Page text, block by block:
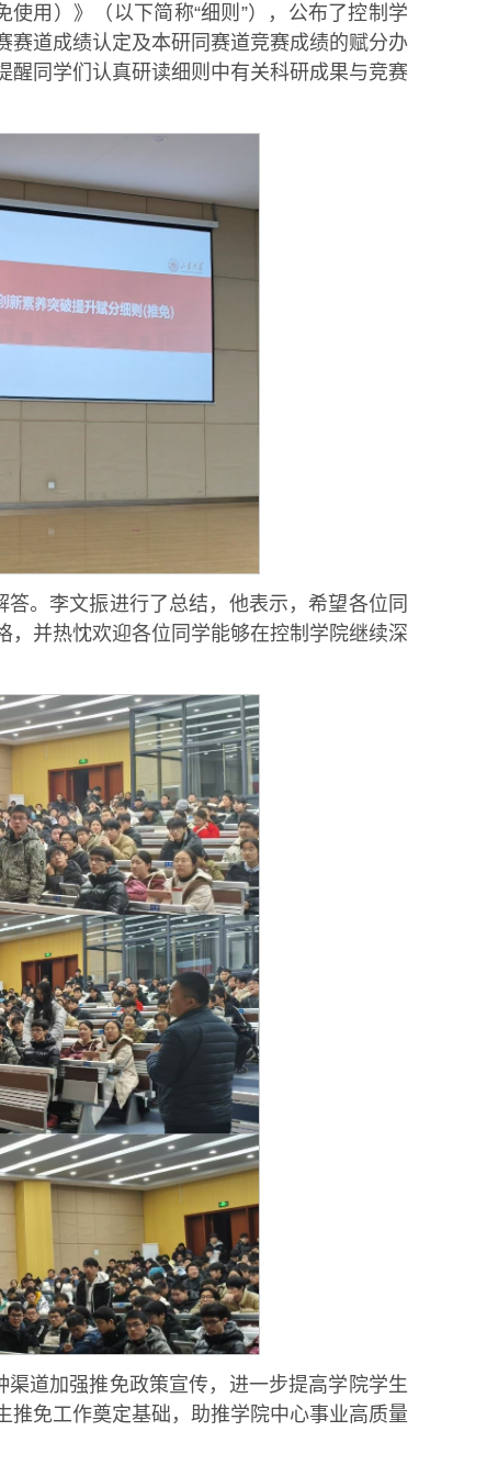
用）》（以下简称“细则”），公布了控制学
赛道成绩认定及本研同赛道竞赛成绩的赋分办
醒同学们认真研读细则中有关科研成果与竞赛
。李文振进行了总结，他表示，希望各位同
并热忱欢迎各位同学能够在控制学院继续深
道加强推免政策宣传，进一步提高学院学生
免工作奠定基础，助推学院中心事业高质量